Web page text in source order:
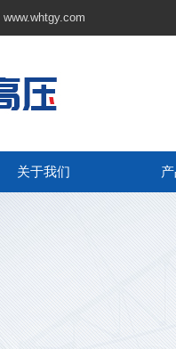
www.whtgy.com
关于我们